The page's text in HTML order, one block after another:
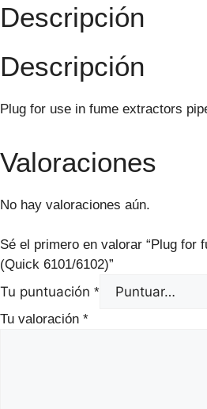
Descripción
Descripción
Plug for use in fume extractors
Valoraciones
No hay valoraciones aún.
Sé el primero en valorar “Plug for
(Quick 6101/6102)”
Tu puntuación *
Tu valoración *